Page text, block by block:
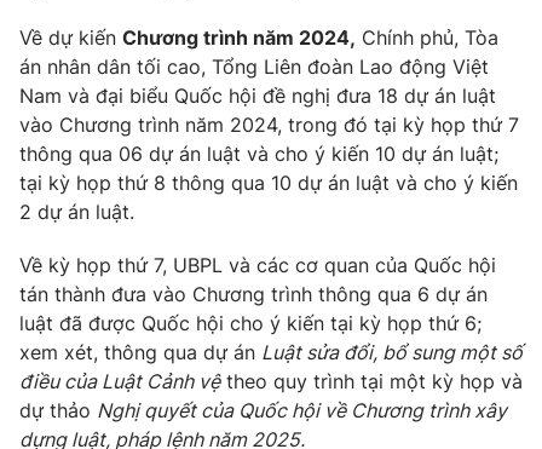
thông tin từ website này.
Về dự kiến Chương trình năm 2024, Chính phủ, Tòa
án nhân dân tối cao, Tổng Liên đoàn Lao động Việt
Nam và đại biểu Quốc hội đề nghị đưa 18 dự án luật
vào Chương trình năm 2024, trong đó tại kỳ họp thứ 7
thông qua 06 dự án luật và cho ý kiến 10 dự án luật;
tại kỳ họp thứ 8 thông qua 10 dự án luật và cho ý kiến
2 dự án luật.
Về kỳ họp thứ 7, UBPL và các cơ quan của Quốc hội
tán thành đưa vào Chương trình thông qua 6 dự án
luật đã được Quốc hội cho ý kiến tại kỳ họp thứ 6;
xem xét, thông qua dự án Luật sửa đổi, bổ sung một số
điều của Luật Cảnh vệtheo quy trình tại một kỳ họp và
dự thảo Nghị quyết của Quốc hội về Chương trình xây
dựng luật, pháp lệnh năm 2025.